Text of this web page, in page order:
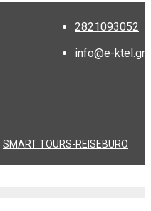
2821093052
info@e-ktel.gr
SMART TOURS-REISEBURO